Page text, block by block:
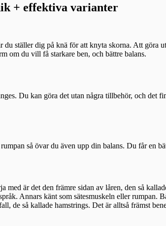
+ effektiva varianter
du ställer dig på knä för att knyta skorna. Att
om du vill få starkare ben, och bättre balans.
Du kan göra det utan några tillbehör, och
så övar du även upp din balans. Du får en
med är det den främre sidan av låren, den så
Annars känt som sätesmuskeln eller
de så kallade hamstrings. Det är alltså främst